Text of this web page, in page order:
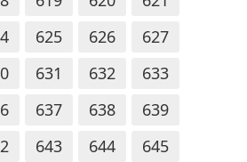
625 626
627
631 632
633
637 638
639
643 644
645